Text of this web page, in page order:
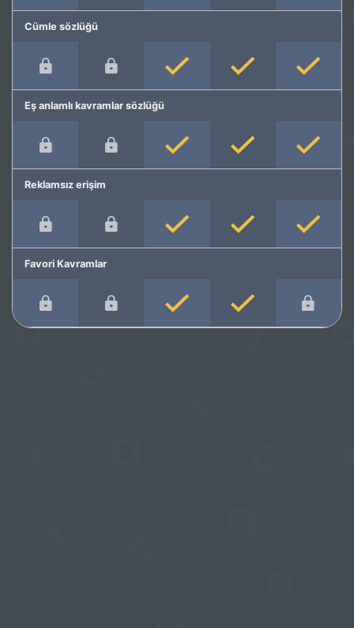
Cümle sözlüğü
Eş anlamlı kavramlar sözlüğü
Reklamsız erişim
Favori Kavramlar